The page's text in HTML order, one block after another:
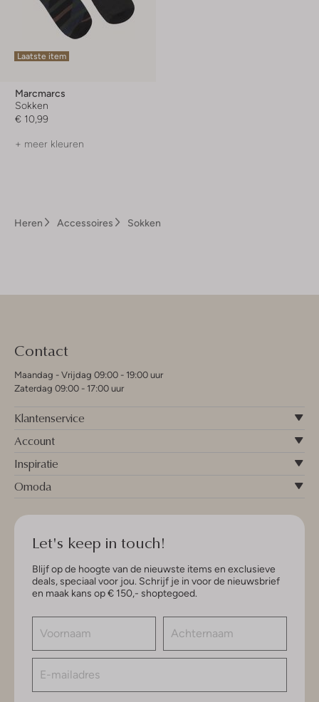
Laatste item
Marcmarcs
Sokken
€ 10,99
+ meer kleuren
Heren Accessoires Sokken
Contact
Maandag - Vrijdag 09:00 - 19:00 uur
Zaterdag 09:00 - 17:00 uur
Klantenservice
Account
Inspiratie
Omoda
Let's keep in touch!
Blijf op de hoogte van de nieuwste items en exclusieve
deals, speciaal voor jou. Schrijf je in voor de nieuwsbrief
en maak kans op € 150,- shoptegoed.